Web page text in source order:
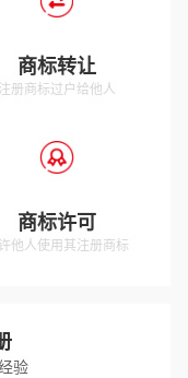
商标转让
注册商标过户给他人
商标许可
他人使用其注册商标
验